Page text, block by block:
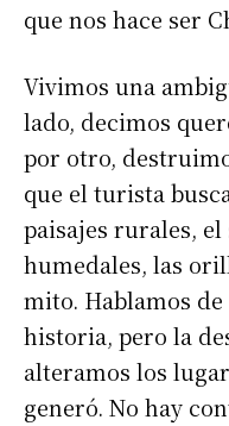
que nos hace ser
Vivimos una
lado, decimos
por otro,
que el turista
paisajes rurales,
humedales, las
mito. Hablamos
historia, pero la
alteramos los
generó. No hay